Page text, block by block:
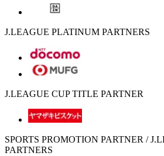
J.LEAGUE PLATINUM PARTNERS
J.LEAGUE CUP TITLE PARTNER
SPORTS PROMOTION PARTNER /
PARTNERS